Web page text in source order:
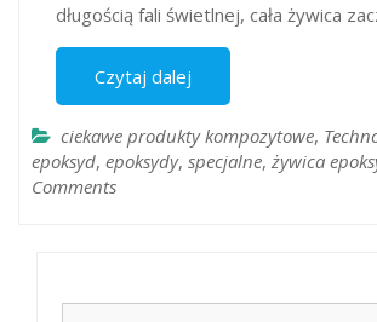
długością fali świetlnej, cała żywica
Czytaj dalej
ciekawe produkty kompozytowe,
epoksyd, epoksydy, specjalne, żywica
Comments